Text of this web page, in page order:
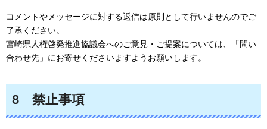
コメントやメッセージに対する返信は原則として行いませんのでご
了承ください。
宮崎県人権啓発推進協議会へのご意見・ご提案については、「問い
合わせ先」にお寄せくださいますようお願いします。
8 禁止事項